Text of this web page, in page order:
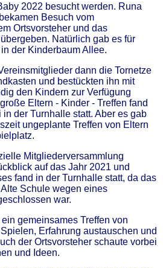
2022 besucht werden. Runa
Besuch vom
Ortsvorsteher und das
Natürlich gab es für
der Kinderbaum Allee.
dann die Tornetze
und bestückten ihn mit
den Kindern zur Verfügung
Eltern - Kinder - Treffen fand
der Turnhalle statt. Aber es gab
ungeplante Treffen von Eltern
Mitgliederversammlung
auf das Jahr 2021 und
fand in der Turnhalle statt, da das
Schule wegen eines
war.
gemeinsames Treffen von
Erfahrung austauschen und
der Ortsvorsteher schaute vorbei
und Ideen.